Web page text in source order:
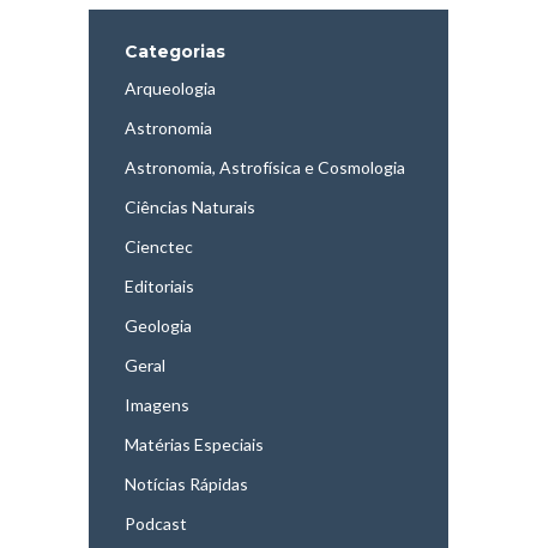
Categorias
Arqueologia
Astronomia
Astronomia, Astrofísica e Cosmologia
Ciências Naturais
Cienctec
Editoriais
Geologia
Geral
Imagens
Matérias Especiais
Notícias Rápidas
Podcast